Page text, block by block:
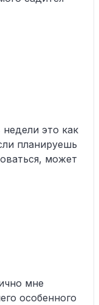
это как
планируешь
может
мне
особенного